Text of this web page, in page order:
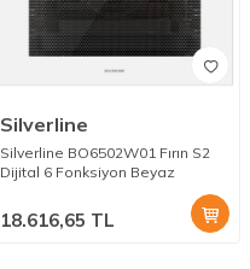
Silverline
Silverline BO6502W01 Fırın S2
Dijital 6 Fonksiyon Beyaz
18.616,65 TL